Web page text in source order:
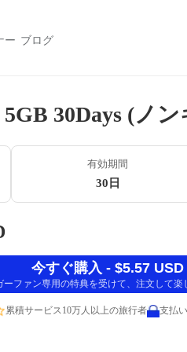
ー ブログ
30Days (ノ
有効期間
30日
今すぐ購入 - $5.57 USD
ーファン専用の特典を受けて、注文して楽
累積サービス10万人以上の旅行者 支払